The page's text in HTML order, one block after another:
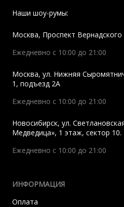
Наши шоу-румы:
Москва, Проспект Вернадского
Ежедневно с 10:00 до 21:00
Москва, ул. Нижняя
1, подъезд 2A
Ежедневно с 10:00 до 21:00
Новосибирск, ул.
Медведица», 1 этаж, сектор 10.
Ежедневно с 10:00 до 21:00
ИНФОРМАЦИЯ
Оплата